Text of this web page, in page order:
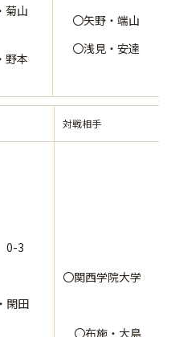
菊山
野本
〇矢野・端山
〇浅見・安達
対戦相手
0-3
閑田
〇関西学院大学
〇布施・大島